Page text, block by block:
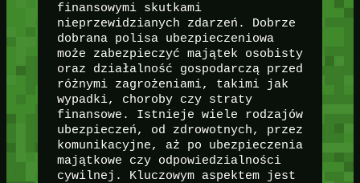
finansowymi skutkami
nieprzewidzianych zdarzeń. Dobrze
dobrana polisa ubezpieczeniowa
może zabezpieczyć majątek osobisty
oraz działalność gospodarczą przed
różnymi zagrożeniami, takimi jak
wypadki, choroby czy straty
finansowe. Istnieje wiele rodzajów
ubezpieczeń, od zdrowotnych, przez
komunikacyjne, aż po ubezpieczenia
majątkowe czy odpowiedzialności
cywilnej. Kluczowym aspektem jest